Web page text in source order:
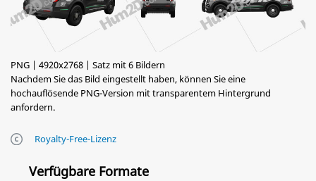
PNG | 4920x2768 | Satz mit 6 Bildern
Nachdem Sie das Bild eingestellt haben, können Sie eine
hochauflösende PNG-Version mit transparentem Hintergrund
anfordern.
Royalty-Free-Lizenz
Verfügbare Formate